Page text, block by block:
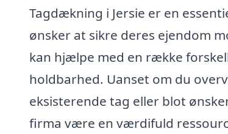
Tagdækning i Jersie er en
ønsker at sikre deres ejendom
kan hjælpe med en række
holdbarhed. Uanset om du
eksisterende tag eller blot
firma være en værdifuld